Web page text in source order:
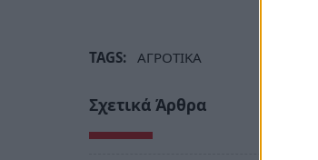
TAGS: ΑΓΡΟΤΙΚΑ
Σχετικά Άρθρα